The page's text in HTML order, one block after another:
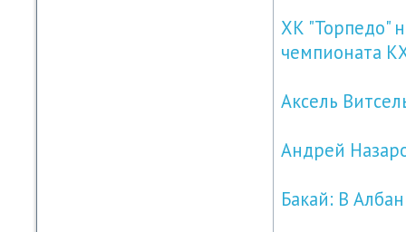
ХК "Торпедо"
чемпионата
Аксель
Андрей
Бакай: В